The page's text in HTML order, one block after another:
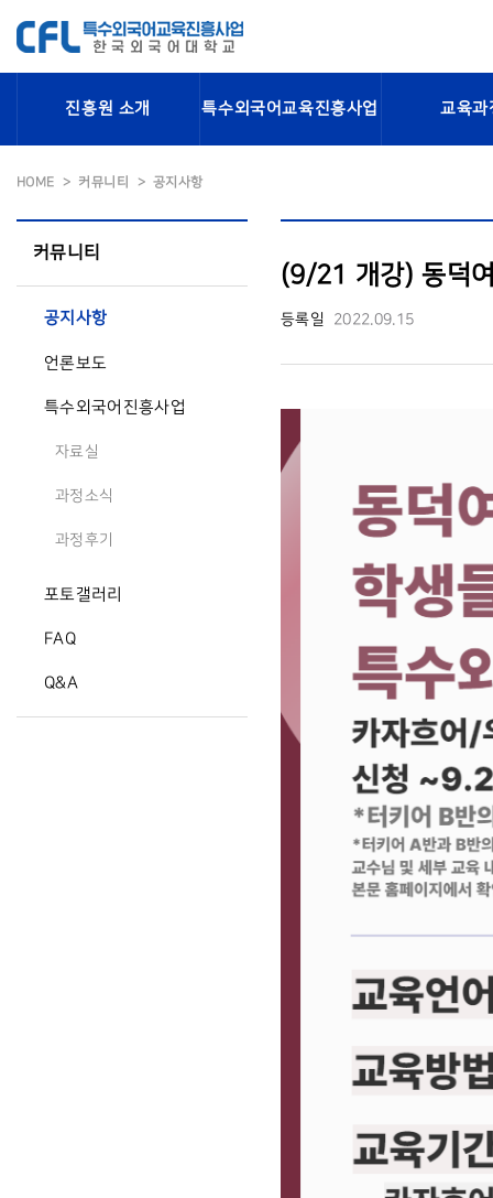
진흥원 소개 특수외국어교육진흥사업 교육과
HOME 커뮤니티 공지사항
커뮤니티
공지사항
언론보도
특수외국어진흥사업
자료실
과정소식
과정후기
포토갤러리
FAQ
Q&A
(9/21 개강) 동덕
등록일 2022.09.15